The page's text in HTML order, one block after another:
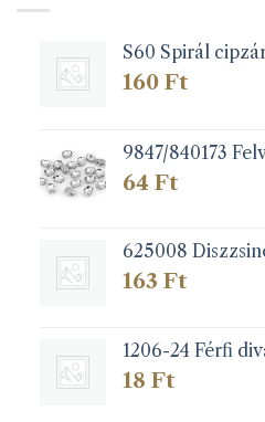
S60 Spirál
160 Ft
9847/840173
64 Ft
625008
163 Ft
1206-24 Férfi
18 Ft